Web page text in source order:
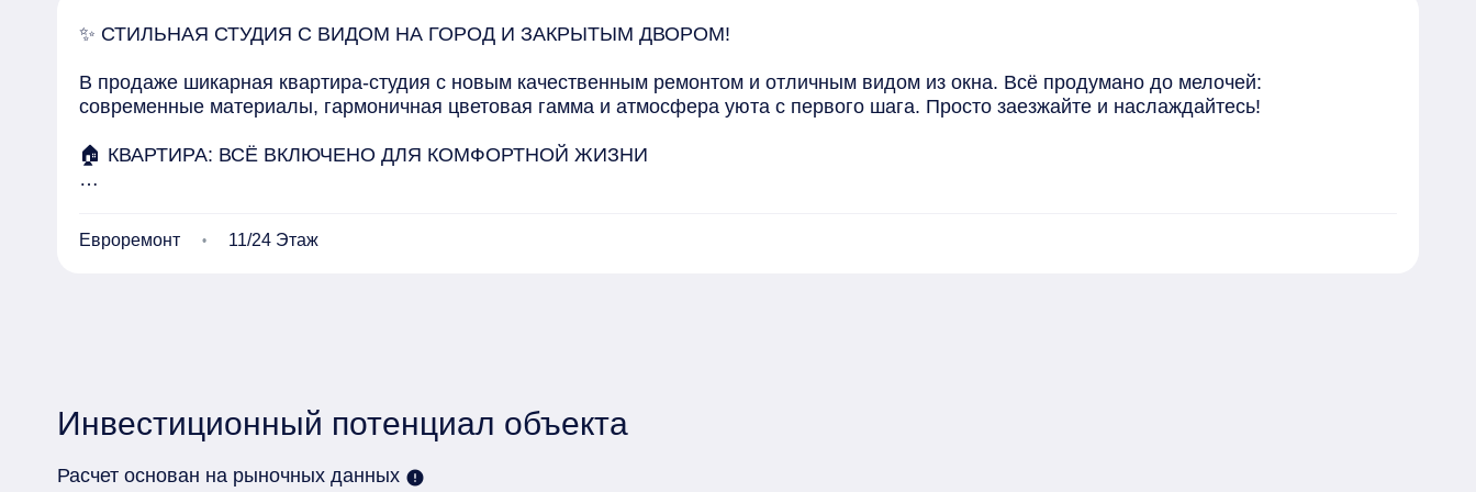
✨ СТИЛЬНАЯ СТУДИЯ С ВИДОМ НА ГОРОД И ЗАКРЫТЫМ ДВОРОМ!
В продаже шикарная квартира-студия с новым качественным ремонтом и отличным видом из окна. Всё продумано до мелочей:
современные материалы, гармоничная цветовая гамма и атмосфера уюта с первого шага. Просто заезжайте и наслаждайтесь!
🏠 КВАРТИРА: ВСЁ ВКЛЮЧЕНО ДЛЯ КОМФОРТНОЙ ЖИЗНИ
кухонный гарнитур со встроенной техникой;
Совмещенный санузел просторный, с качественной сантехникой. Ремонт выполнен из современных материалов, цветовая гамма создает
идеальный баланс стиля и уюта.
Евроремонт 11/24 Этаж
Инвестиционный потенциал объекта
Расчет основан на рыночных данных error